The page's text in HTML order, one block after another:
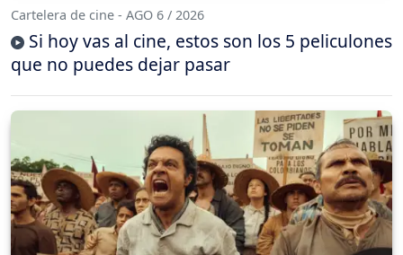
Cartelera de cine - AGO 6 / 2026
Si hoy vas al cine, estos son los 5 peliculones
que no puedes dejar pasar